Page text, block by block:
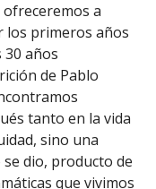
a
los primeros años
30 años
de Pablo
tanto en la vida
sino una
dio, producto de
que vivimos